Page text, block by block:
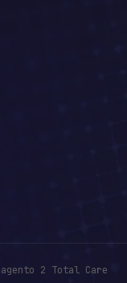
2 Total Care